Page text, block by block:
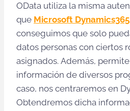
OData utiliza la misma
que Microsoft Dynamics365
conseguimos que solo
datos personas con ciertos
asignados. Además,
información de diversos
caso, nos centraremos en
Obtendremos dicha